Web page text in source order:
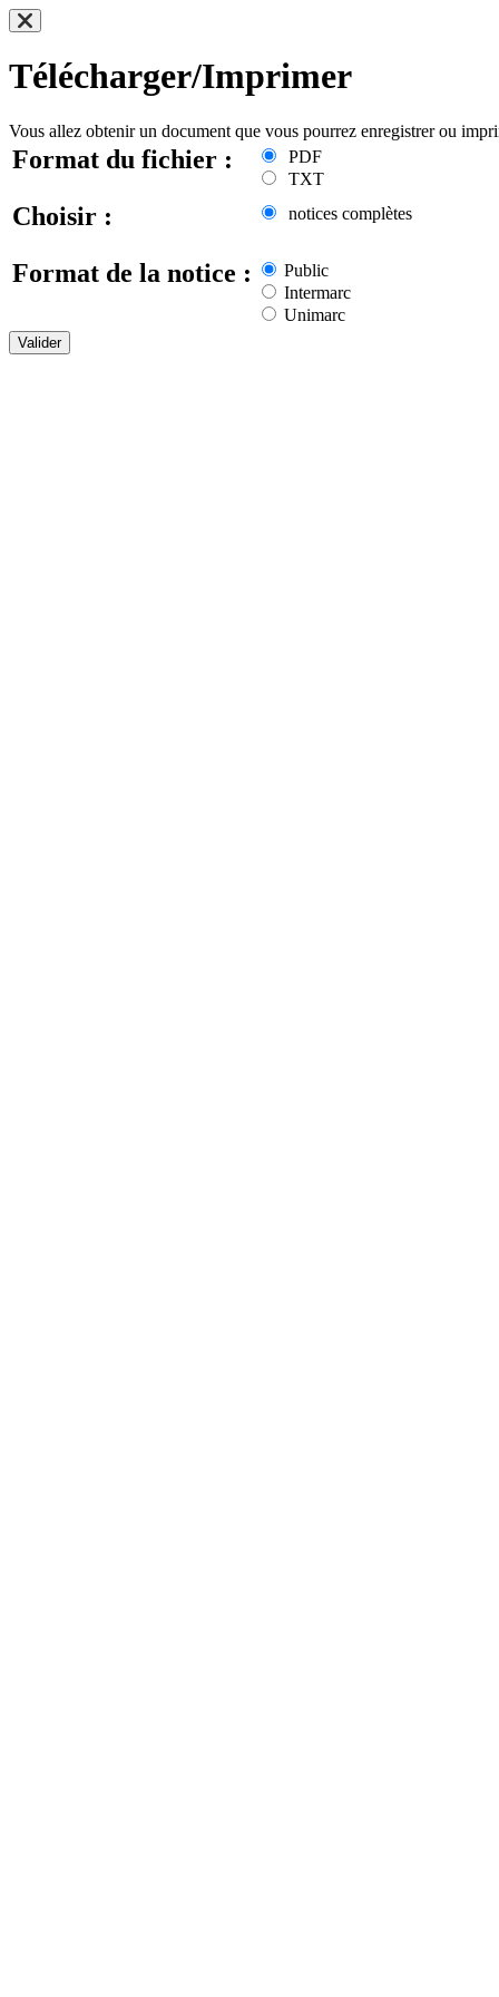
Télécharger/Imprimer
Vous allez obtenir un document que vous pourrez enregistrer ou
Format du fichier :
PDF
TXT
Choisir : notices complètes
Format de la notice :
Public
Intermarc
Unimarc